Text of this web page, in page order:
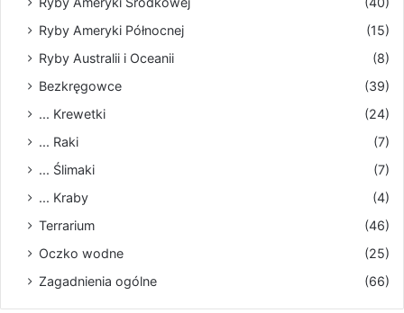
Ryby Ameryki Północnej
(15)
Ryby Australii i Oceanii
(8)
Bezkręgowce
(39)
... Krewetki
(24)
... Raki
(7)
... Ślimaki
(7)
... Kraby
(4)
Terrarium
(46)
Oczko wodne
(25)
Zagadnienia ogólne
(66)